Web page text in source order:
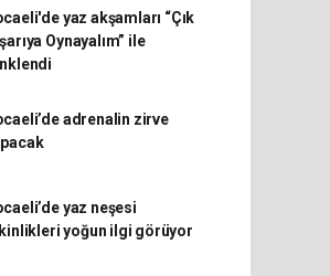
yaz akşamları “Çık
Oynayalım” ile
adrenalin zirve
yaz neşesi
yoğun ilgi görüyor